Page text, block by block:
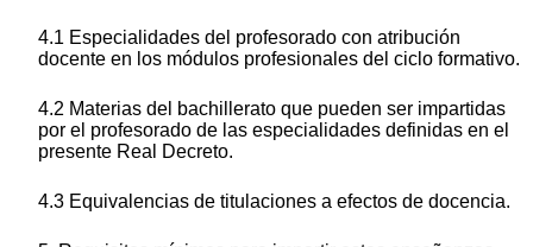
4.1 Especialidades del profesorado con atribución
docente en los módulos profesionales del ciclo formativo.
4.2 Materias del bachillerato que pueden ser impartidas
por el profesorado de las especialidades definidas en el
presente Real Decreto.
4.3 Equivalencias de titulaciones a efectos de docencia.